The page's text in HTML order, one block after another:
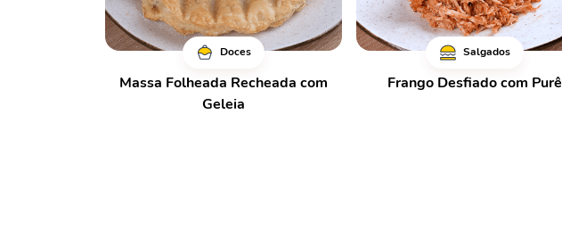
Doces
Massa Folheada Recheada com
Geleia
Salgados
Frango Desfiado com Purê